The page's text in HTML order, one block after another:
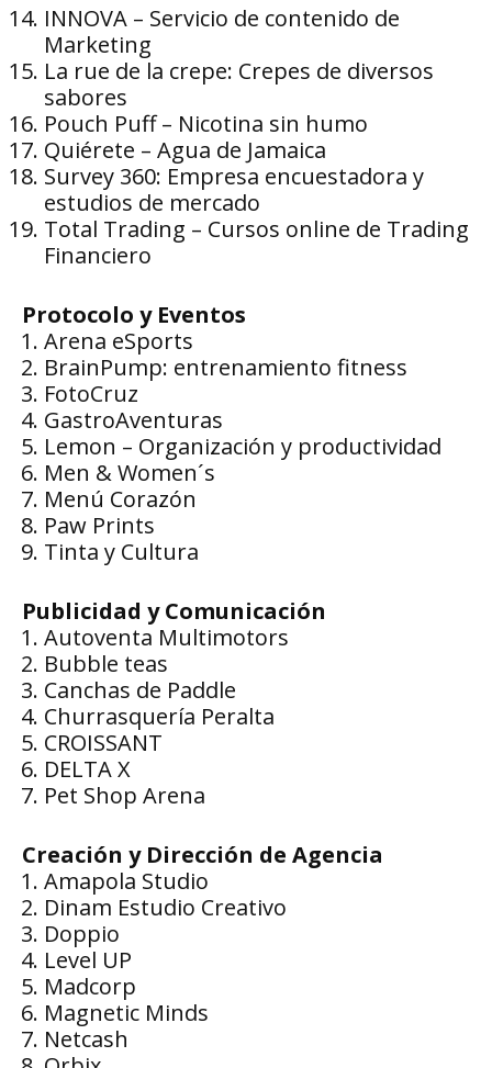
INNOVA – Servicio de contenido de
Marketing
La rue de la crepe: Crepes de diversos
sabores
Pouch Puff – Nicotina sin humo
Quiérete – Agua de Jamaica
Survey 360: Empresa encuestadora y
estudios de mercado
Total Trading – Cursos online de Trading
Financiero
Protocolo y Eventos
Arena eSports
BrainPump: entrenamiento fitness
FotoCruz
GastroAventuras
Lemon – Organización y productividad
Men & Women´s
Menú Corazón
Paw Prints
Tinta y Cultura
Publicidad y Comunicación
Autoventa Multimotors
Bubble teas
Canchas de Paddle
Churrasquería Peralta
CROISSANT
DELTA X
Pet Shop Arena
Creación y Dirección de Agencia
Amapola Studio
Dinam Estudio Creativo
Doppio
Level UP
Madcorp
Magnetic Minds
Netcash